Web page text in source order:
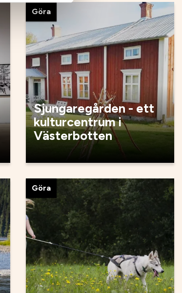
Göra
Sjungaregården - ett
kulturcentrum i
Västerbotten
Göra